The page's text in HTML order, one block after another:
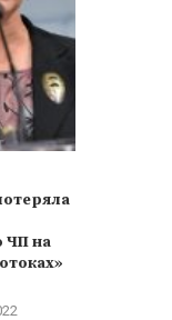
пакет
Украине на 1
ЧП на